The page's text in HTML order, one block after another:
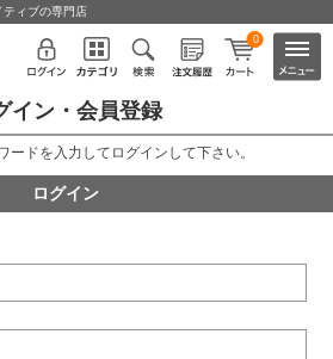
ィブの専門店
0
イン・会員登録
ドを入力してログインして下さい。
ログイン